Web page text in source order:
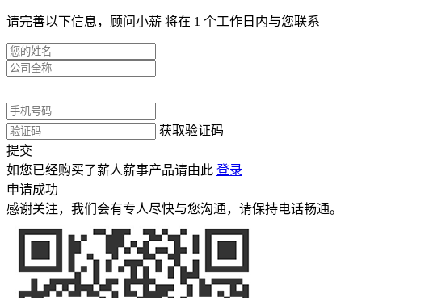
请完善以下信息，顾问小薪 将在 1 个工作日内与您联系
获取验证码
提交
如您已经购买了薪人薪事产品请由此 登录
申请成功
感谢关注，我们会有专人尽快与您沟通，请保持电话畅通。